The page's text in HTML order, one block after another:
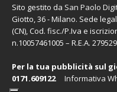
Sito gestito da San Paolo
Giotto, 36 - Milano. Sede
(CN), Cod. fisc./P.Iva e
n.10057461005 – R.E.A.
Per la tua pubblicità sul
0171.609122
Informativa